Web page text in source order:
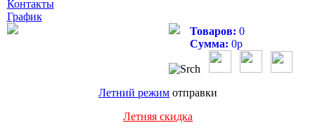
Контакты
График
Товаров: 0
Сумма: 0р
Летний режим отправки
Летняя скидка